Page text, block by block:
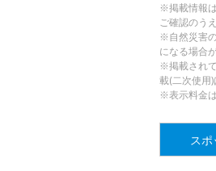
※掲載情報
ご確認のう
※自然災害
になる場合
※掲載され
載(二次使用)
※表示料金
スポ